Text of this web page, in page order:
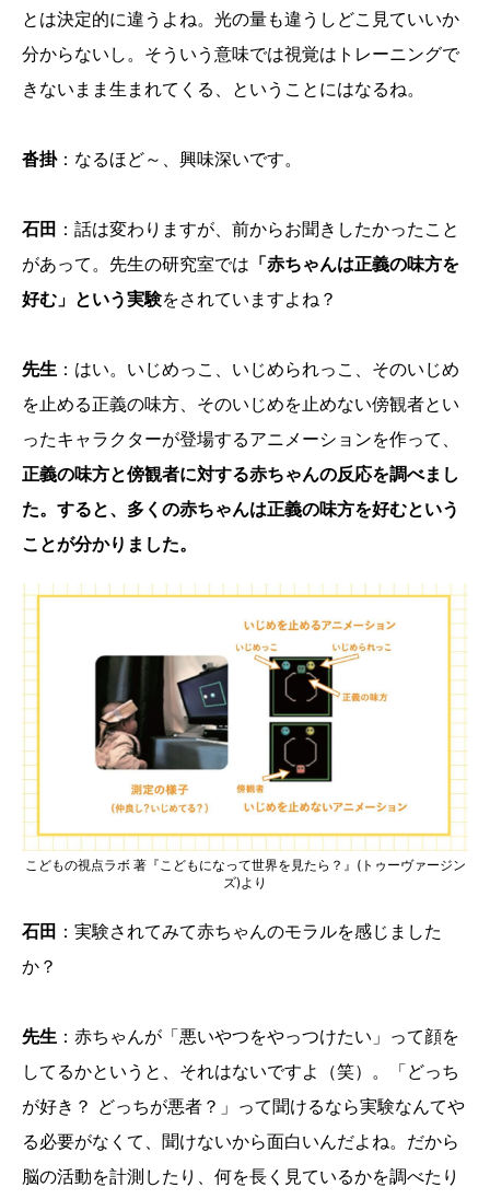
とは決定的に違うよね。光の量も違うしどこ見ていいか
分からないし。そういう意味では視覚はトレーニングで
きないまま生まれてくる、ということにはなるね。
沓掛：なるほど～、興味深いです。
石田 ：話は変わりますが、前からお聞きしたかったこと
があって。先生の研究室では 「赤ちゃんは正義の味方を
好む」という実験をされていますよね？
先生 ：はい。いじめっこ、いじめられっこ、そのいじめ
を止める正義の味方、そのいじめを止めない傍観者とい
ったキャラクターが登場するアニメーションを作って、
正義の味方と傍観者に対する赤ちゃんの反応を調べまし
た。すると、多くの赤ちゃんは正義の味方を好むという
ことが分かりました。
こどもの視点ラボ 著『こどもになって世界を見たら？』(トゥーヴァージン
ズ)より
石田 ：実験されてみて赤ちゃんのモラルを感じました
か？
先生 ：赤ちゃんが「悪いやつをやっつけたい」って顔を
してるかというと、それはないですよ（笑）。「どっち
が好き？ どっちが悪者？」って聞けるなら実験なんてや
る必要がなくて、聞けないから面白いんだよね。だから
脳の活動を計測したり、何を長く見ているかを調べたり